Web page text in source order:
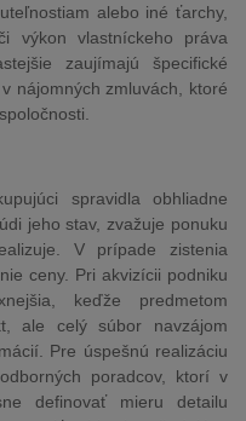
alebo iné ťarchy,
výkon vlastníckeho práva
zaujímajú špecifické
nájomných zmluvách, ktoré
spravidla obhliadne
jeho stav, zvažuje ponuku
V prípade zistenia
ceny. Pri akvizícii podniku
keďže predmetom
ale celý súbor navzájom
Pre úspešnú realizáciu
poradcov, ktorí v
definovať mieru detailu